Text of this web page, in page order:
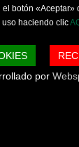
botón «Aceptar»
uso haciendo clic
por